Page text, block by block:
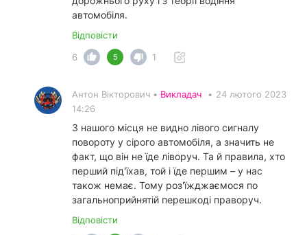
автомобіля.
Відповісти
6
5 1
Антон Вікторович • Викладач • 24 лютого 2023
14:26
З нашого місця не видно лівого сигналу
повороту у сірого автомобіля, а значить не
факт, що він не їде ліворуч. Та й правила, хто
перший під'їхав, той і їде першим – у нас
також немає. Тому роз'їжджаємося по
загальноприйнятій перешкоді праворуч.
Відповісти